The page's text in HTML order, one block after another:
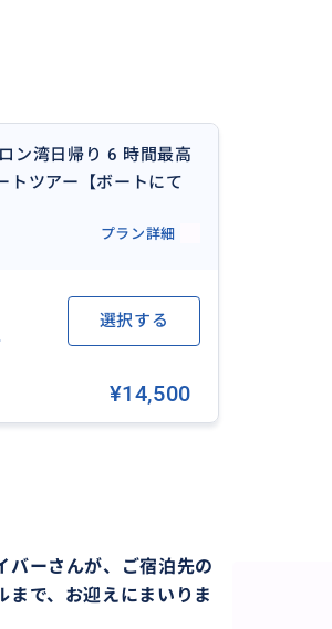
、安全かつ効率的な運航を確保しており
を厳守しております。
ような十分な安全設備が完備されており
ト（救命胴衣）
語ガイドより安全対策や緊急時の対応方
は安心してハロン湾クルーズをお楽しみ
参加者の2名様以上の場合に催行します。
約の場合、大人2名様分の料金をいただ
アーについて プライベートツアーでは、
は満員の場合は、BINH ANラグジュアリ
ランを利用して、ビュッフェスタイルの
があるお客様は、あらかじめお知らせく
ン湾日帰り 6 時間最高
トツアー【ボートにて
】
プラン詳細
選択する
¥14,500
バーさんが、ご宿泊先の
まで、お迎えにまいりま